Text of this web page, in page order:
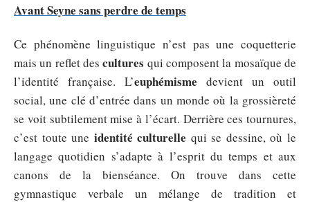
Avant Seyne sans perdre de temps
Ce phénomène linguistique n’est pas une coquetterie
mais un reflet descultures qui composent la mosaïque de
l’identité française. L’euphémisme devient un outil
social, une clé d’entrée dans un monde où la grossièreté
se voit subtilement mise à l’écart. Derrière ces tournures,
c’est toute une identité culturelle qui se dessine, où le
langage quotidien s’adapte à l’esprit du temps et aux
canons de la bienséance. On trouve dans cette
gymnastique verbale un mélange de tradition et